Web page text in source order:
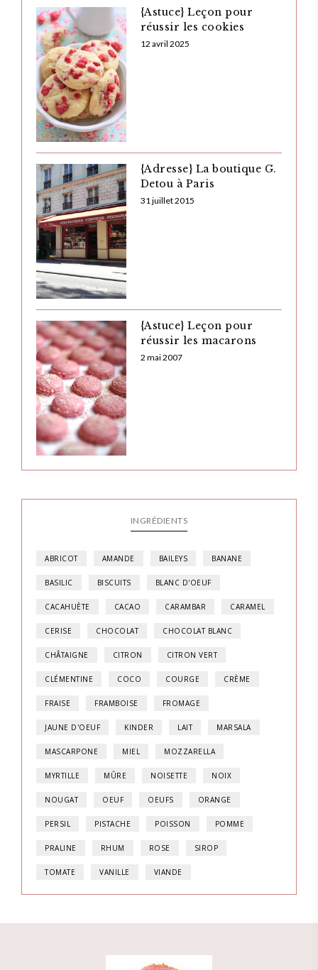
{Astuce} Leçon pour
réussir les cookies
12 avril 2025
{Adresse} La boutique G.
Detou à Paris
31 juillet 2015
{Astuce} Leçon pour
réussir les macarons
2 mai 2007
INGRÉDIENTS
ABRICOT AMANDE BAILEYS BANANE
BASILIC BISCUITS BLANC D'OEUF
CACAHUÈTE CACAO CARAMBAR CARAMEL
CERISE CHOCOLAT CHOCOLAT BLANC
CHÂTAIGNE CITRON CITRON VERT
CLÉMENTINE COCO COURGE CRÈME
FRAISE FRAMBOISE FROMAGE
JAUNE D'OEUF KINDER LAIT MARSALA
MASCARPONE MIEL MOZZARELLA
MYRTILLE MÛRE NOISETTE NOIX
NOUGAT OEUF OEUFS ORANGE
PERSIL PISTACHE POISSON POMME
PRALINE RHUM ROSE SIROP
TOMATE VANILLE VIANDE